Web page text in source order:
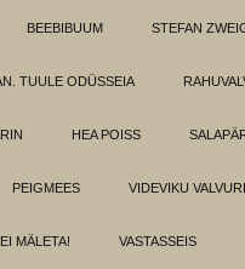
BEEBIBUUM STEFAN
TUULE ODÜSSEIA
HEA POISS
PEIGMEES VIDEVIKU
MÄLETA! VASTASSEIS